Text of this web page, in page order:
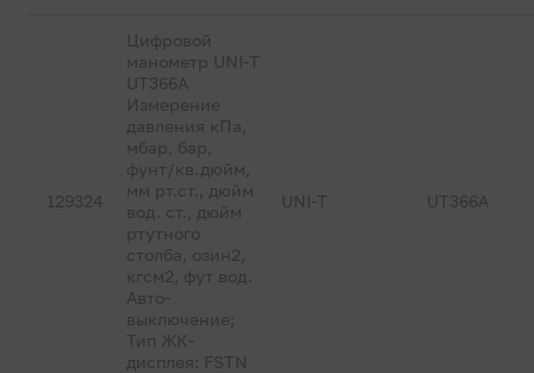
129324
Цифровой
манометр UNI-T
UT366A
Измерение
давления кПа,
мбар, бар,
фунт/кв.дюйм,
мм рт.ст., дюйм
вод. ст., дюйм
ртутного
столба, озин2,
кгсм2, фут вод.
Авто-
выключение;
Тип ЖК-
дисплея: FSTN
UNI-T UT366A